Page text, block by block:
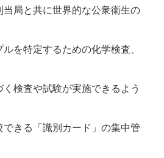
局と共に世界的な公衆衛生の
を特定するための化学検査、
検査や試験が実施できるよう
きる「識別カード」の集中管